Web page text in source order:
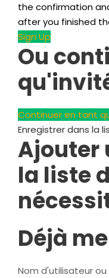
the confirmation
after you finished
Sign Up
Ou
Continuer en tant
Enregistrer dans la
Ajouter
la liste
Déjà
Nom d'utilisateur